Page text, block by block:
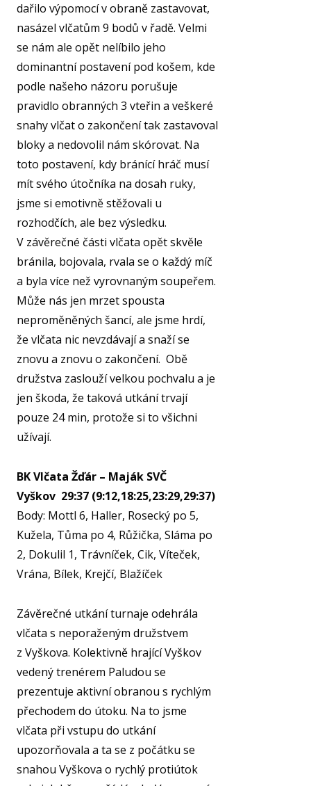
dařilo výpomocí v obraně zastavovat,
nasázel vlčatům 9 bodů v řadě. Velmi
se nám ale opět nelíbilo jeho
dominantní postavení pod košem, kde
podle našeho názoru porušuje
pravidlo obranných 3 vteřin a veškeré
snahy vlčat o zakončení tak zastavoval
bloky a nedovolil nám skórovat. Na
toto postavení, kdy bránící hráč musí
mít svého útočníka na dosah ruky,
jsme si emotivně stěžovali u
rozhodčích, ale bez výsledku.
V závěrečné části vlčata opět skvěle
bránila, bojovala, rvala se o každý míč
a byla více než vyrovnaným soupeřem.
Může nás jen mrzet spousta
neproměněných šancí, ale jsme hrdí,
že vlčata nic nevzdávají a snaží se
znovu a znovu o zakončení. Obě
družstva zaslouží velkou pochvalu a je
jen škoda, že taková utkání trvají
pouze 24 min, protože si to všichni
užívají.
BK Vlčata Žďár – Maják SVČ
Vyškov 29:37 (9:12,18:25,23:29,29:37)
Body: Mottl 6, Haller, Rosecký po 5,
Kužela, Tůma po 4, Růžička, Sláma po
2, Dokulil 1, Trávníček, Cik, Víteček,
Vrána, Bílek, Krejčí, Blažíček
Závěrečné utkání turnaje odehrála
vlčata s neporaženým družstvem
z Vyškova. Kolektivně hrající Vyškov
vedený trenérem Paludou se
prezentuje aktivní obranou s rychlým
přechodem do útoku. Na to jsme
vlčata při vstupu do utkání
upozorňovala a ta se z počátku se
snahou Vyškova o rychlý protiútok